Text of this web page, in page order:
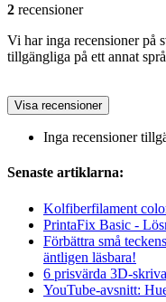
2 recensioner
Vi har inga recensioner på
tillgängliga på ett annat
Visa recensioner
Inga recensioner
Senaste artiklarna:
Kolfiberfilament
PrintaFix Basic -
Förbättra små
äntligen läsbara!
6 prisvärda 3D-
YouTube-avsnitt: